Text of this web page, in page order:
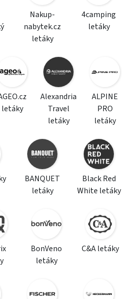
Nakup-
nabytek.cz
letáky
4camping
letáky
letáky
Alexandria
Travel
letáky
ALPINE
PRO
letáky
BANQUET
letáky
Black Red
White letáky
BonVeno
letáky
C&A letáky